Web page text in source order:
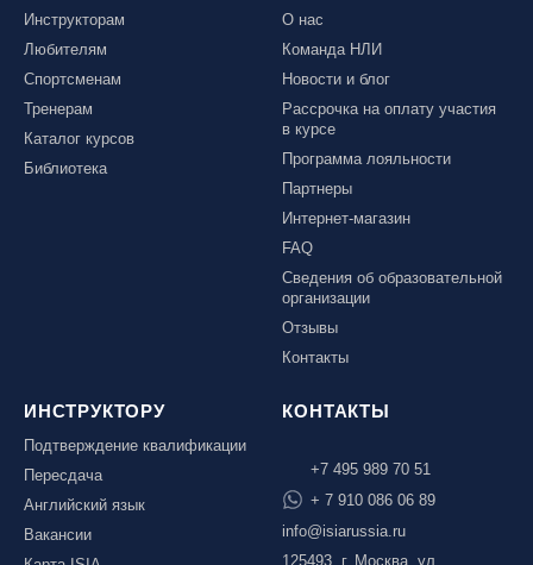
Инструкторам
Любителям
Спортсменам
Тренерам
Каталог курсов
Библиотека
О нас
Команда НЛИ
Новости и блог
Рассрочка на оплату участия
в курсе
Программа лояльности
Партнеры
Интернет-магазин
FAQ
Сведения об образовательной
организации
Отзывы
Контакты
ИНСТРУКТОРУ
Подтверждение квалификации
Пересдача
Английский язык
Вакансии
КОНТАКТЫ
+7 495 989 70 51
+ 7 910 086 06 89
info@isiarussia.ru
125493, г. Москва, ул.